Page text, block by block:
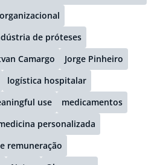
de próteses
Camargo
Jorge Pinheiro
logística hospitalar
use
medicamentos
personalizada
remuneração